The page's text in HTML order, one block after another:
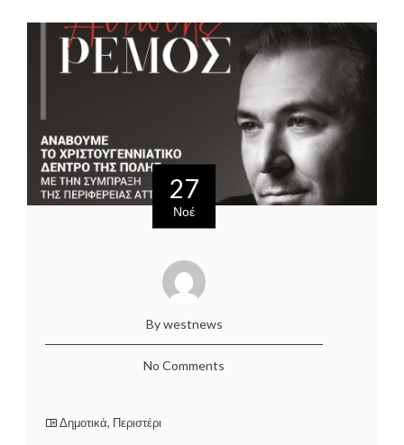
27
Νοέ
By westnews
No Comments
Δημοτικά, Περιστέρι